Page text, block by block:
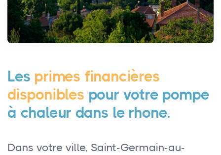
Les primes financières
disponibles pour votre pompe
à chaleur dans le rhone.
Dans votre ville, Saint-Germain-au-